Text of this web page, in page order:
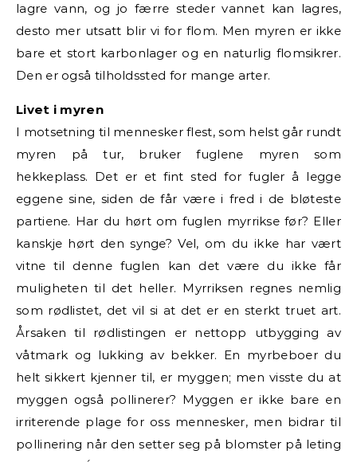
lagre vann, og jo færre steder vannet kan lagres,
desto mer utsatt blir vi for flom. Men myren er ikke
bare et stort karbonlager og en naturlig flomsikrer.
Den er også tilholdssted for mange arter.
Livet i myren
I motsetning til mennesker flest, som helst går rundt
myren på tur, bruker fuglene myren som
hekkeplass. Det er et fint sted for fugler å legge
eggene sine, siden de får være i fred i de bløteste
partiene. Har du hørt om fuglen myrrikse før? Eller
kanskje hørt den synge? Vel, om du ikke har vært
vitne til denne fuglen kan det være du ikke får
muligheten til det heller. Myrriksen regnes nemlig
som rødlistet, det vil si at det er en sterkt truet art.
Årsaken til rødlistingen er nettopp utbygging av
våtmark og lukking av bekker. En myrbeboer du
helt sikkert kjenner til, er myggen; men visste du at
myggen også pollinerer? Myggen er ikke bare en
irriterende plage for oss mennesker, men bidrar til
pollinering når den setter seg på blomster på leting